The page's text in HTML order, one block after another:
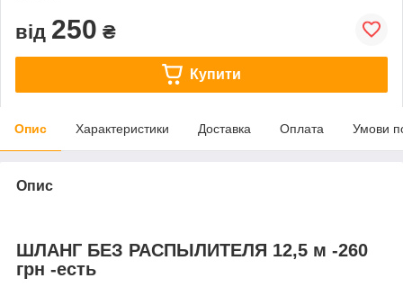
від 250 ₴
Купити
Опис Характеристики Доставка Оплата Умови
Опис
ШЛАНГ БЕЗ РАСПЫЛИТЕЛЯ 12,5 м -260
грн -есть